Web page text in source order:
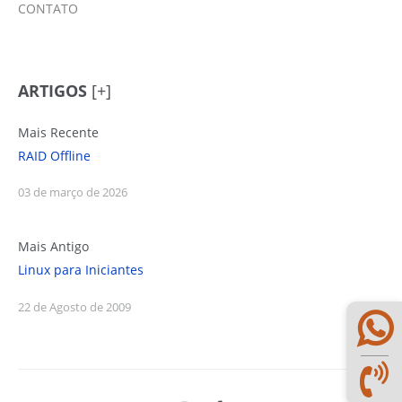
CONTATO
ARTIGOS [+]
Mais Recente
RAID Offline
03 de março de 2026
Mais Antigo
Linux para Iniciantes
22 de Agosto de 2009